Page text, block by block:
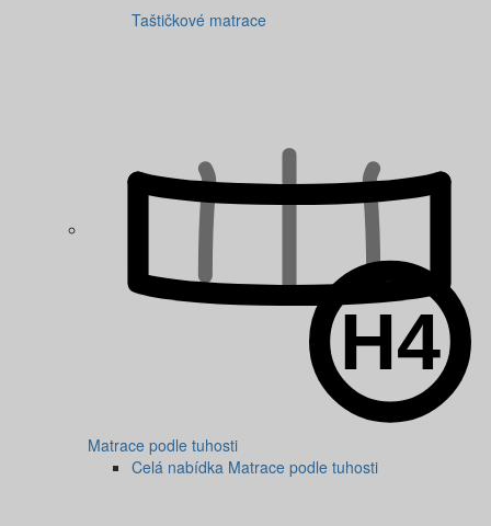
Taštičkové matrace
Matrace podle tuhosti
Celá nabídka Matrace podle tuhosti